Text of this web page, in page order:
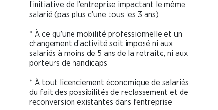
l’initiative de l’entreprise impactant le même
salarié (pas plus d’une tous les 3 ans)
* À ce qu’une mobilité professionnelle et un
changement d’activité soit imposé ni aux
salariés à moins de 5 ans de la retraite, ni aux
porteurs de handicaps
* À tout licenciement économique de salariés
du fait des possibilités de reclassement et de
reconversion existantes dans l’entreprise